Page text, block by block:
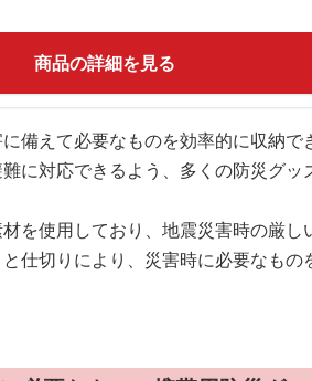
商品の詳細を見る
備えて必要なものを効率的に収納で
に対応できるよう、多くの防災グッ
を使用しており、地震災害時の厳し
仕切りにより、災害時に必要なも